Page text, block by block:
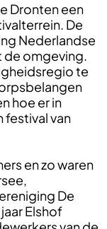
Dronten een
De
Nederlandse
de omgeving.
te
hoe er in
van
en zo waren
De
Elshof